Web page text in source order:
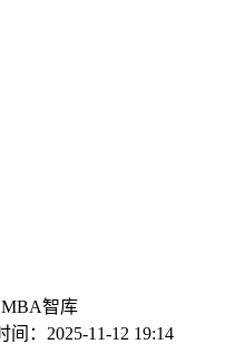
智库
间： 2025-11-12 19:14